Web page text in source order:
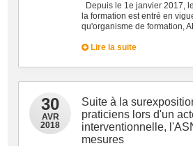
Depuis le 1e janvier 2017,
la formation est entré en
qu'organisme de formation,
Lire la suite
30
AVR
2018
Suite à la
praticiens lors d'un
interventionnelle,
mesures